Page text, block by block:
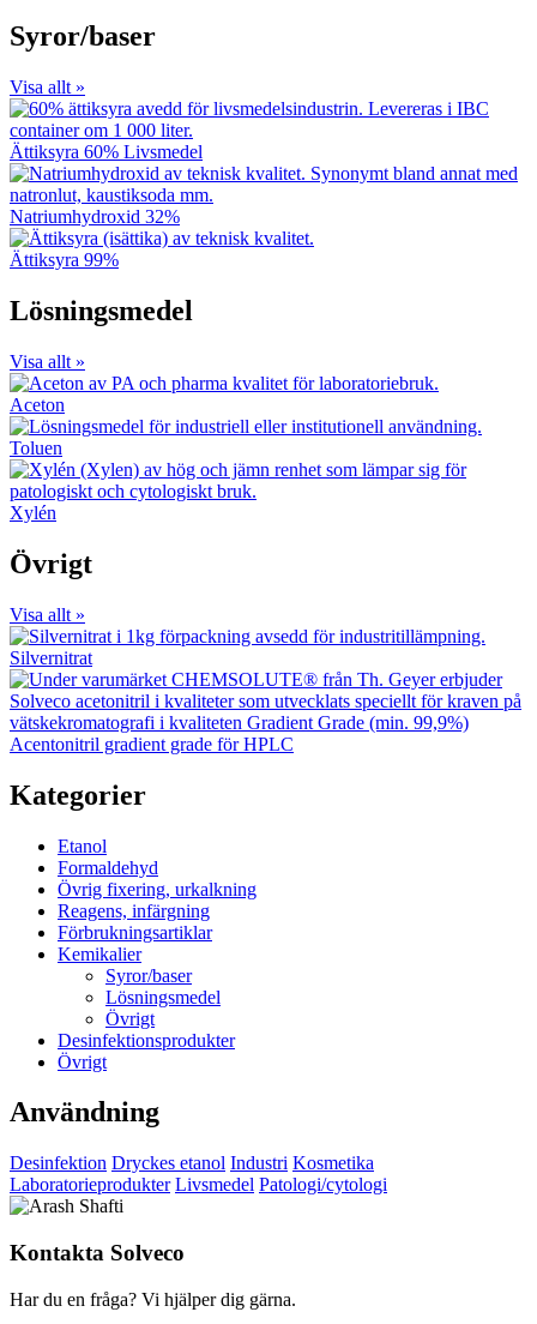
Syror/baser
Visa allt »
Ättiksyra 60% Livsmedel
Natriumhydroxid 32%
Ättiksyra 99%
Lösningsmedel
Visa allt »
Aceton
Toluen
Xylén
Övrigt
Visa allt »
Silvernitrat
Acentonitril gradient grade för HPLC
Kategorier
Etanol
Formaldehyd
Övrig fixering, urkalkning
Reagens, infärgning
Förbrukningsartiklar
Kemikalier
Syror/baser
Lösningsmedel
Övrigt
Desinfektionsprodukter
Övrigt
Användning
Desinfektion Dryckes etanol Industri Kosmetika
Laboratorieprodukter Livsmedel Patologi/cytologi
Kontakta Solveco
Har du en fråga? Vi hjälper dig gärna.